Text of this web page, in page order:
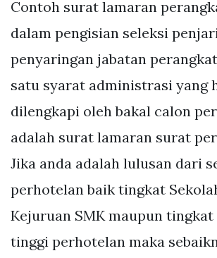
Contoh surat lamaran
dalam pengisian seleksi
penyaringan jabatan
satu syarat administrasi yang
dilengkapi oleh bakal calon
adalah surat lamaran surat
Jika anda adalah lulusan dari
perhotelan baik tingkat
Kejuruan SMK maupun
tinggi perhotelan maka